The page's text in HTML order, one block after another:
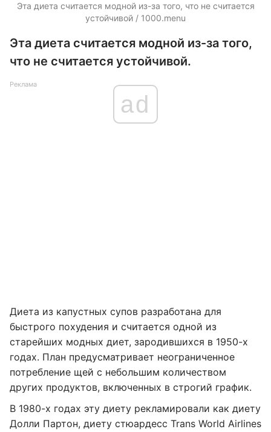
Эта диета считается модной из-за того, что не считается
устойчивой / 1000.menu
Эта диета считается модной из-за того,
что не считается устойчивой.
Реклама
ad
Диета из капустных супов разработана для
быстрого похудения и считается одной из
старейших модных диет, зародившихся в 1950-х
годах. План предусматривает неограниченное
потребление щей с небольшим количеством
других продуктов, включенных в строгий график.
В 1980-х годах эту диету рекламировали как диету
Долли Партон, диету стюардесс Trans World Airlines